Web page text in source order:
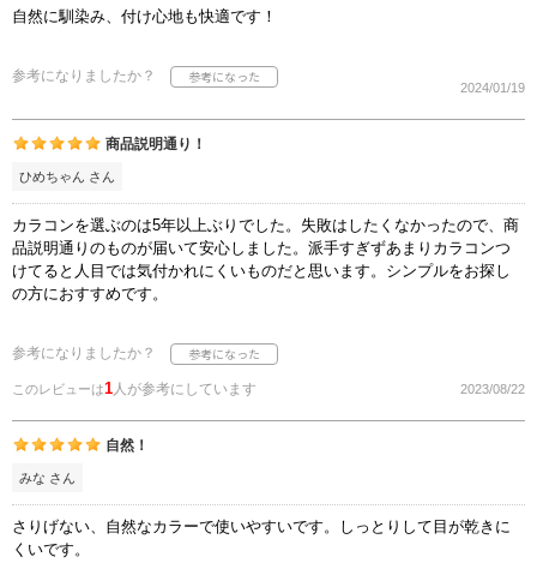
自然に馴染み、付け心地も快適です！
参考になりましたか？
2024/01/19
商品説明通り！
ひめちゃん さん
カラコンを選ぶのは5年以上ぶりでした。失敗はしたくなかったので、商
品説明通りのものが届いて安心しました。派手すぎずあまりカラコンつ
けてると人目では気付かれにくいものだと思います。シンプルをお探し
の方におすすめです。
参考になりましたか？
このレビューは1人が参考にしています 2023/08/22
自然！
みな さん
さりげない、自然なカラーで使いやすいです。しっとりして目が乾きに
くいです。